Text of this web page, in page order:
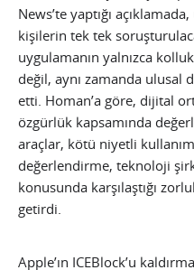
News’te yaptığı
kişilerin tek tek
uygulamanın yalnızca
değil, aynı zamanda ulusal
etti. Homan’a göre, dijital
özgürlük kapsamında
araçlar, kötü niyetli
değerlendirme, teknoloji
konusunda karşılaştığı
getirdi.
Apple’ın ICEBlock’u